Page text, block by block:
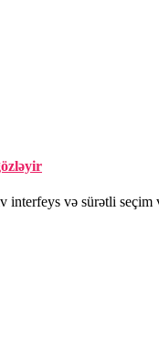
və sürətli seçim